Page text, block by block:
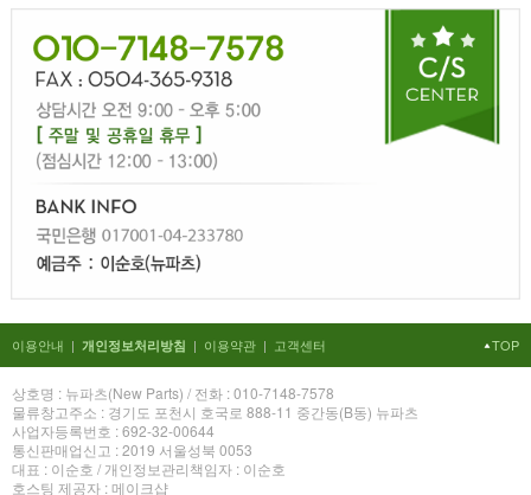
이용안내 | 개인정보처리방침 | 이용약관 | 고객센터 TOP
상호명 : 뉴파츠(New Parts) / 전화 : 010-7148-7578
물류창고주소 : 경기도 포천시 호국로 888-11 중간동(B동) 뉴파츠
사업자등록번호 : 692-32-00644
통신판매업신고 : 2019 서울성북 0053
대표 : 이순호 / 개인정보관리책임자 : 이순호
호스팅 제공자 : 메이크샵